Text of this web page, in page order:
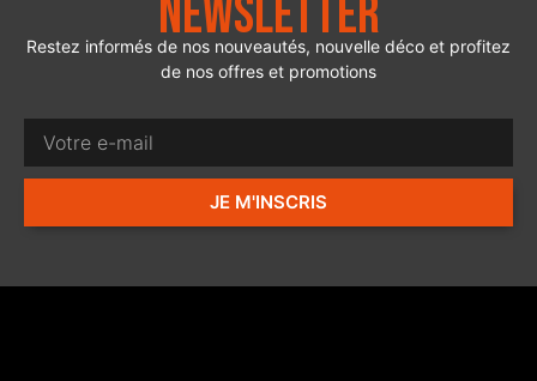
Newsletter
Restez informés de nos nouveautés, nouvelle déco et profitez
de nos offres et promotions
JE M'INSCRIS